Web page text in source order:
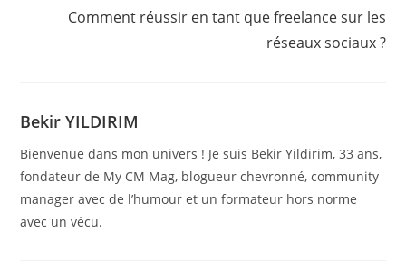
Comment réussir en tant que freelance sur les
réseaux sociaux ?
Bekir YILDIRIM
Bienvenue dans mon univers ! Je suis Bekir Yildirim, 33 ans,
fondateur de My CM Mag, blogueur chevronné, community
manager avec de l’humour et un formateur hors norme
avec un vécu.